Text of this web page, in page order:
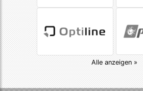
Alle anzeigen »